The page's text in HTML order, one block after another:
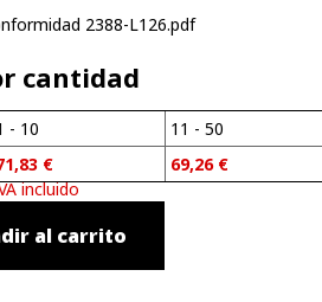
2388-L126.pdf
cantidad
- 10
€
11 - 50
69,26 €
incluido
al carrito